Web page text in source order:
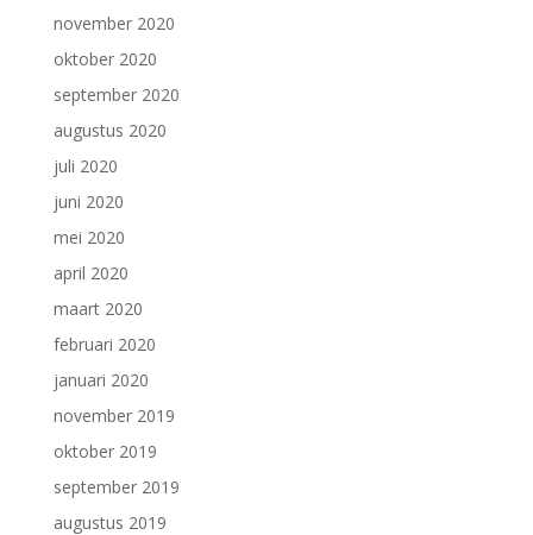
november 2020
oktober 2020
september 2020
augustus 2020
juli 2020
juni 2020
mei 2020
april 2020
maart 2020
februari 2020
januari 2020
november 2019
oktober 2019
september 2019
augustus 2019